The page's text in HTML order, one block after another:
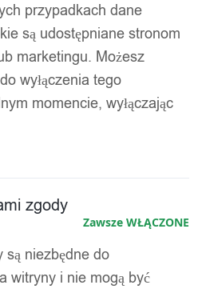
1.2m typ-c
przypadkach dane
są udostępniane stronom
marketingu. Możesz
wyłączenia tego
momencie, wyłączając
zgody
Zawsze WŁĄCZONE
są niezbędne do
witryny i nie mogą być